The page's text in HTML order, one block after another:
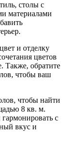
столы с
материалами
и отделку
цветов
Также, обратите
чтобы ваш
чтобы найти
8 кв. м.
с
вкус и